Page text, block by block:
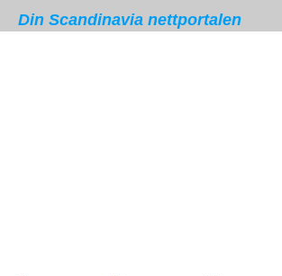
Din Scandinavia nettportalen